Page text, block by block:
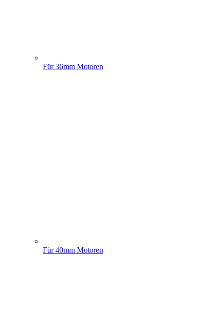
Für 36mm Motoren
Für 40mm Motoren